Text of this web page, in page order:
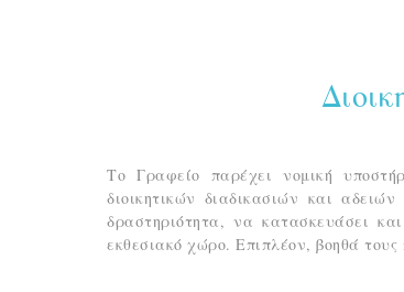
Το Γραφείο παρέχει νομική
διοικητικών διαδικασιών και
δραστηριότητα, να κατασκευάσει
εκθεσιακό χώρο. Επιπλέον, βοηθά